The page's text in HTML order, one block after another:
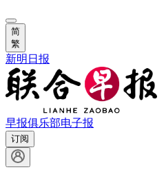
简
繁
新明日报
早报俱乐部电子报
订阅